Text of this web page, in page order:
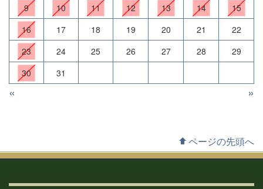
9
10 11 12 13 14
15
16
17 18 19 20 21
22
23
24 25 26 27 28
29
30
31
« »
ページの先頭へ